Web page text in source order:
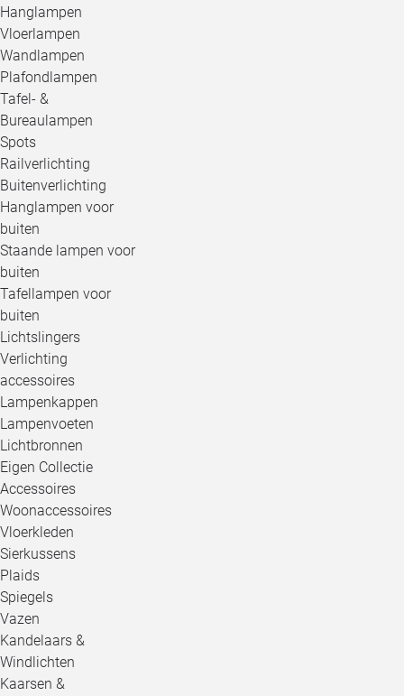
Hanglampen
Vloerlampen
Wandlampen
Plafondlampen
Tafel- &
Bureaulampen
Spots
Railverlichting
Buitenverlichting
Hanglampen voor
buiten
Staande lampen voor
buiten
Tafellampen voor
buiten
Lichtslingers
Verlichting
accessoires
Lampenkappen
Lampenvoeten
Lichtbronnen
Eigen Collectie
Accessoires
Woonaccessoires
Vloerkleden
Sierkussens
Plaids
Spiegels
Vazen
Kandelaars &
Windlichten
Kaarsen &